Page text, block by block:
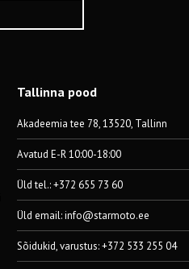
Tallinna pood
Akadeemia tee 78, 13520, Tallinn
Avatud E-R 10:00-18:00
Üld tel.: +372 655 73 60
Üld email:info@starmoto.ee
Sõidukid, varustus: +372 533 255 04